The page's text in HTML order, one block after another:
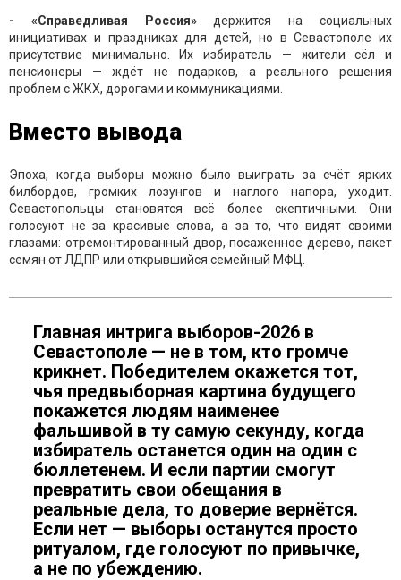
- «Справедливая Россия»держится на социальных
инициативах и праздниках для детей, но в Севастополе их
присутствие минимально. Их избиратель — жители сёл и
пенсионеры — ждёт не подарков, а реального решения
проблем с ЖКХ, дорогами и коммуникациями.
Вместо вывода
Эпоха, когда выборы можно было выиграть за счёт ярких
билбордов, громких лозунгов и наглого напора, уходит.
Севастопольцы становятся всё более скептичными. Они
голосуют не за красивые слова, а за то, что видят своими
глазами: отремонтированный двор, посаженное дерево, пакет
семян от ЛДПР или открывшийся семейный МФЦ.
Главная интрига выборов-2026 в
Севастополе — не в том, кто громче
крикнет. Победителем окажется тот,
чья предвыборная картина будущего
покажется людям наименее
фальшивой в ту самую секунду, когда
избиратель останется один на один с
бюллетенем. И если партии смогут
превратить свои обещания в
реальные дела, то доверие вернётся.
Если нет — выборы останутся просто
ритуалом, где голосуют по привычке,
а не по убеждению.